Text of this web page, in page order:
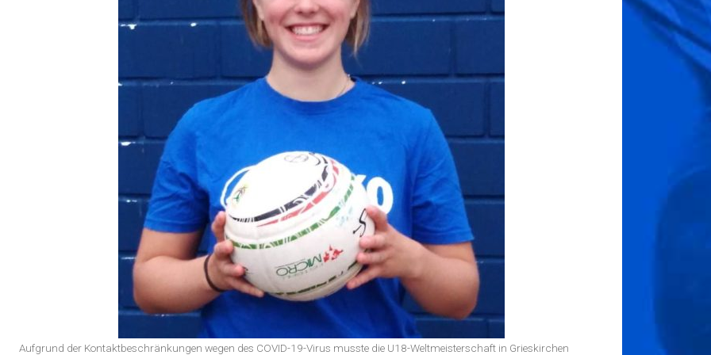
Aufgrund der Kontaktbeschränkungen wegen des COVID-19-Virus musste die U18-Weltmeisterschaft in Grieskirchen
Juli 2022
April 2022
Januar 2022
November 2021
September 2021
Juni 2021
Oktober 2020
September 2020
Oktober 2018
Juni 2018
Mai 2018
Kategorien
Allgemein